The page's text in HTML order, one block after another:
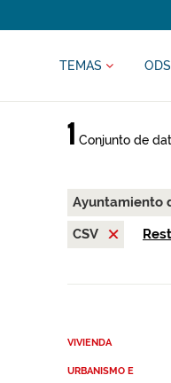
TEMAS ODS
1 Conjunto de
Ayuntamiento
CSV
VIVIENDA
URBANISMO E